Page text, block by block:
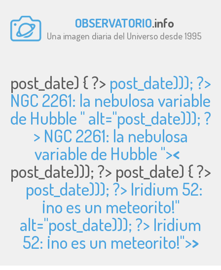
OBSERVATORIO.info
Una imagen diaria del Universo desde 1995
post_date) { ?> post_date))); ?>
NGC 2261: la nebulosa variable
de Hubble " alt="post_date))); ?
> NGC 2261: la nebulosa
variable de Hubble "><
post_date))); ?> post_date) { ?>
post_date))); ?> Iridium 52:
¡no es un meteorito!"
alt="post_date))); ?> Iridium
52: ¡no es un meteorito!">>